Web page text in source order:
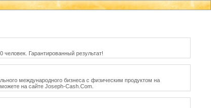
Гарантированный результат!
международного бизнеса с физическим продуктом на
на сайте Joseph-Cash.Com.